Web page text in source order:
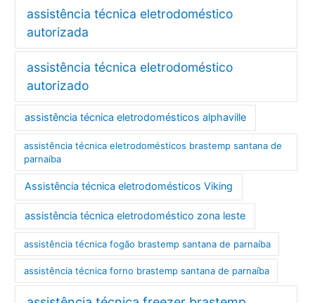
assistência técnica eletrodoméstico
autorizada
assistência técnica eletrodoméstico
autorizado
assistência técnica eletrodomésticos alphaville
assistência técnica eletrodomésticos brastemp santana de
parnaíba
Assistência técnica eletrodomésticos Viking
assistência técnica eletrodoméstico zona leste
assistência técnica fogão brastemp santana de parnaíba
assistência técnica forno brastemp santana de parnaíba